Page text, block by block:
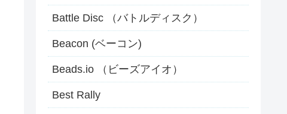
Battle Disc （バトルディスク）
Beacon (ベーコン)
Beads.io （ビーズアイオ）
Best Rally